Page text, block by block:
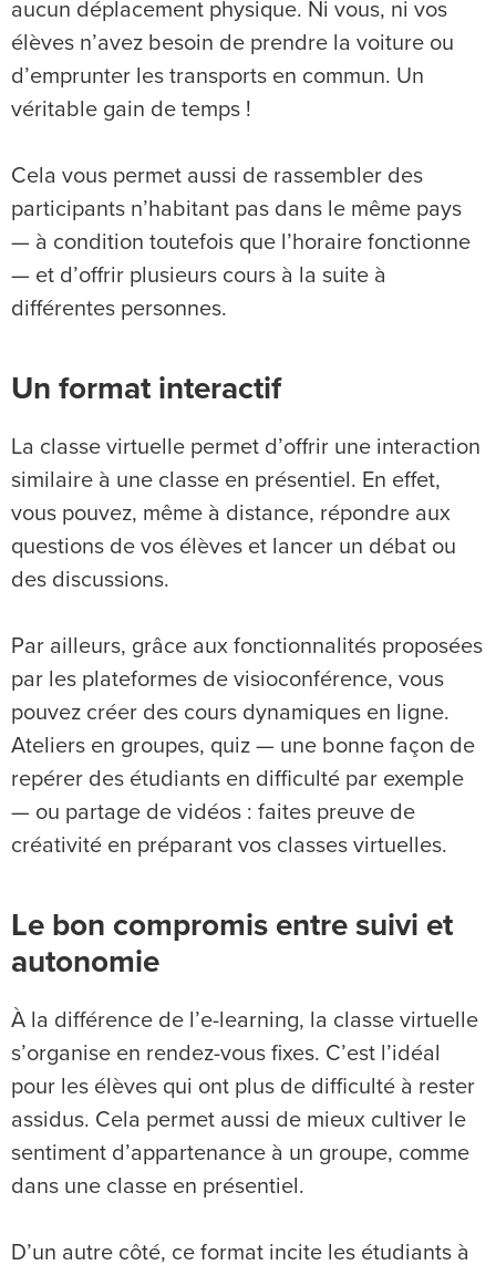
aucun déplacement physique. Ni vous, ni vos
élèves n’avez besoin de prendre la voiture ou
d’emprunter les transports en commun. Un
véritable gain de temps !
Cela vous permet aussi de rassembler des
participants n’habitant pas dans le même pays
— à condition toutefois que l’horaire fonctionne
— et d’offrir plusieurs cours à la suite à
différentes personnes.
Un format interactif
La classe virtuelle permet d’offrir une interaction
similaire à une classe en présentiel. En effet,
vous pouvez, même à distance, répondre aux
questions de vos élèves et lancer un débat ou
des discussions.
Par ailleurs, grâce aux fonctionnalités proposées
par les plateformes de visioconférence, vous
pouvez créer des cours dynamiques en ligne.
Ateliers en groupes, quiz — une bonne façon de
repérer des étudiants en difficulté par exemple
— ou partage de vidéos : faites preuve de
créativité en préparant vos classes virtuelles.
Le bon compromis entre suivi et
autonomie
À la différence de l’e-learning, la classe virtuelle
s’organise en rendez-vous fixes. C’est l’idéal
pour les élèves qui ont plus de difficulté à rester
assidus. Cela permet aussi de mieux cultiver le
sentiment d’appartenance à un groupe, comme
dans une classe en présentiel.
D’un autre côté, ce format incite les étudiants à